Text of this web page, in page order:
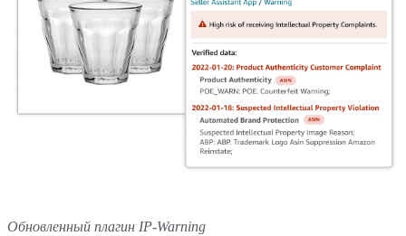
Обновленный плагин IP-Warning